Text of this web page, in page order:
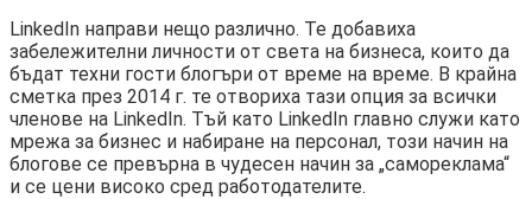
LinkedIn направи нещо различно. Те добавиха
забележителни личности от света на бизнеса, които да
бъдат техни гости блогъри от време на време. В крайна
сметка през 2014 г. те отвориха тази опция за всички
членове на LinkedIn. Тъй като LinkedIn главно служи като
мрежа за бизнес и набиране на персонал, този начин на
блогове се превърна в чудесен начин за „самореклама“
и се цени високо сред работодателите.